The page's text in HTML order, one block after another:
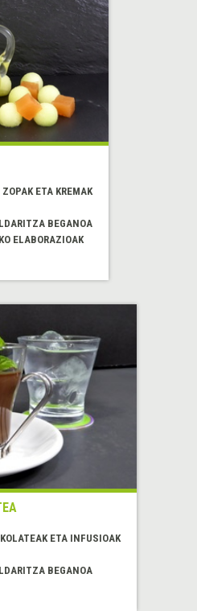
ZOPAK ETA KREMAK
BEGANOA
ELABORAZIOAK
ETA INFUSIOAK
BEGANOA